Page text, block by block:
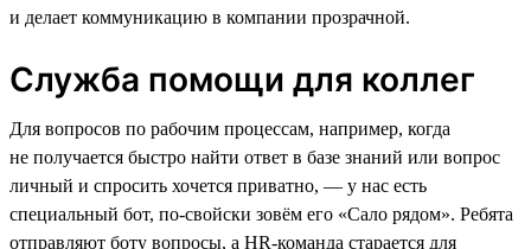
и делает коммуникацию в компании прозрачной.
Служба помощи для коллег
Для вопросов по рабочим процессам, например, когда
не получается быстро найти ответ в базе знаний или вопрос
личный и спросить хочется приватно, — у нас есть
специальный бот, по-свойски зовём его «Сало рядом». Ребята
отправляют боту вопросы, а HR-команда старается для